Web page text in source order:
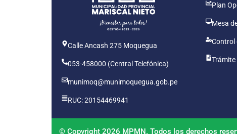
Calle Ancash 275 Moquegua
053-458000 (Central Telefónica)
munimoq@munimoquegua.gob.pe
RUC: 20154469941
Plan
Mesa
Control
© Copyright 2026 MPMN. Todos los derechos